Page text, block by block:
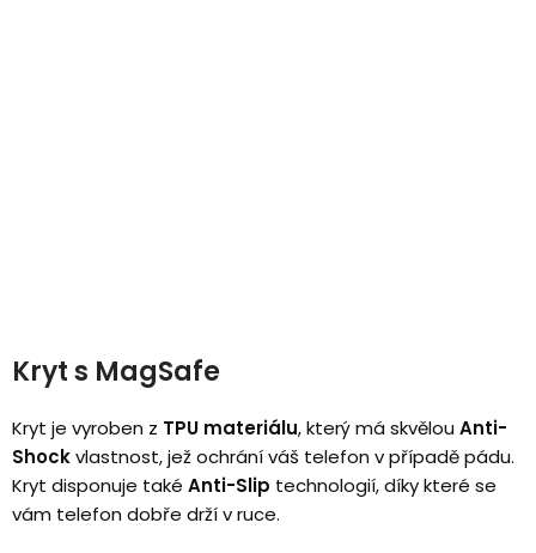
Kryt s MagSafe
Kryt je vyroben z TPU materiálu, který má skvělou Anti-
Shockvlastnost, jež ochrání váš telefon v případě pádu.
Kryt disponuje také Anti-Slip technologií, díky které se
vám telefon dobře drží v ruce.